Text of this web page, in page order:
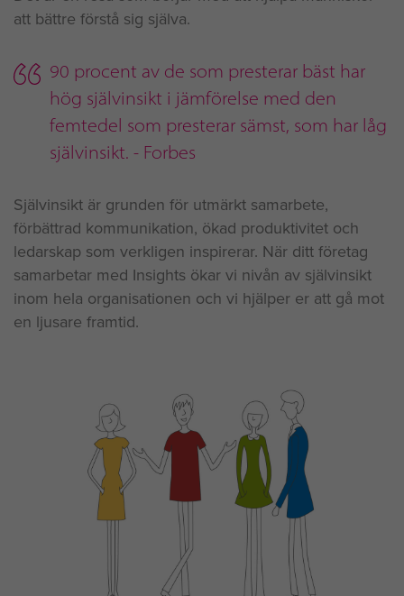
att bättre förstå sig själva.
90 procent av de som presterar bäst har
hög självinsikt i jämförelse med den
femtedel som presterar sämst, som har låg
självinsikt. - Forbes
Självinsikt är grunden för utmärkt samarbete,
förbättrad kommunikation, ökad produktivitet och
ledarskap som verkligen inspirerar. När ditt företag
samarbetar med Insights ökar vi nivån av självinsikt
inom hela organisationen och vi hjälper er att gå mot
en ljusare framtid.